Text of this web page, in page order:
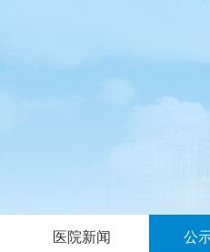
医院新闻 公